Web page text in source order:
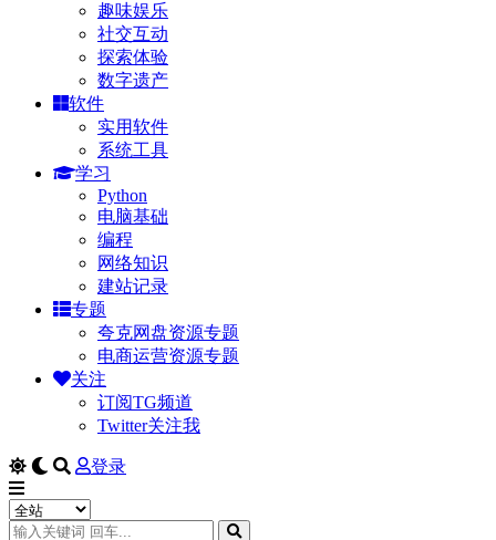
趣味娱乐
社交互动
探索体验
数字遗产
软件
实用软件
系统工具
学习
Python
电脑基础
编程
网络知识
建站记录
专题
夸克网盘资源专题
电商运营资源专题
关注
订阅TG频道
Twitter关注我
登录